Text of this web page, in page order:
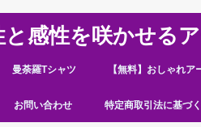
と感性を咲かせる
曼荼羅Tシャツ 【無料】おしゃれ
お問い合わせ 特定商取引法に基づ